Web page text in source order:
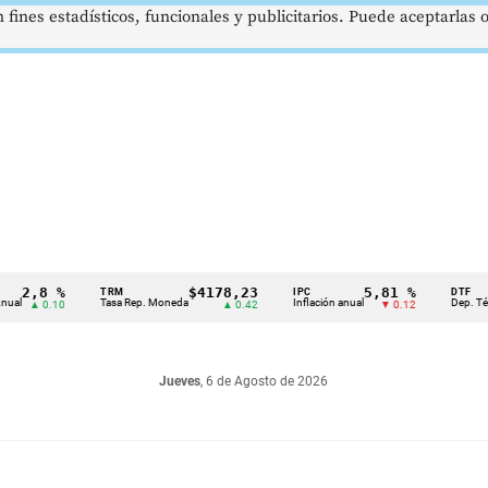
%
0.10
TRM
Tasa Rep. Moneda
$4178,23
▲ 0.42
IPC
Inflación anual
5,81 %
▼ 0.12
DTF
Dep. Término
Jueves, 6 de Agosto de 2026
estadísticos, funcionales y publicitarios. Puede aceptarlas